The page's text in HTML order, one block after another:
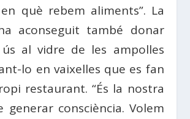
què rebem aliments”. La
aconseguit també donar
al vidre de les ampolles
lo en vaixelles que es fan
restaurant. “És la nostra
generar consciència. Volem